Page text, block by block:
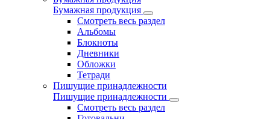
Бумажная продукция
Смотреть весь раздел
Альбомы
Блокноты
Дневники
Обложки
Тетради
Пишущие принадлежности
Пишущие принадлежности
Смотреть весь раздел